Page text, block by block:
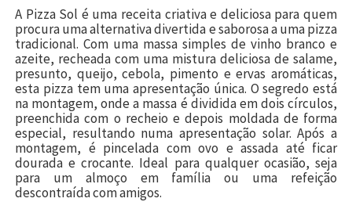
A Pizza Sol é uma receita criativa e deliciosa para quem
procura uma alternativa divertida e saborosa a uma pizza
tradicional. Com uma massa simples de vinho branco e
azeite, recheada com uma mistura deliciosa de salame,
presunto, queijo, cebola, pimento e ervas aromáticas,
esta pizza tem uma apresentação única. O segredo está
na montagem, onde a massa é dividida em dois círculos,
preenchida com o recheio e depois moldada de forma
especial, resultando numa apresentação solar. Após a
montagem, é pincelada com ovo e assada até ficar
dourada e crocante. Ideal para qualquer ocasião, seja
para um almoço em família ou uma refeição
descontraída com amigos.